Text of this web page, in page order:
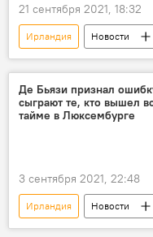
21 сентября 2021, 18:32
Ирландия Новости
ЖИЗНЬ
Новости мира
Сборная Азербайджана по
Де Бьязи признал
сыграют те, кто вышел
тайме в Люксембурге
3 сентября 2021, 22:48
Ирландия Новости
ЖИЗНЬ